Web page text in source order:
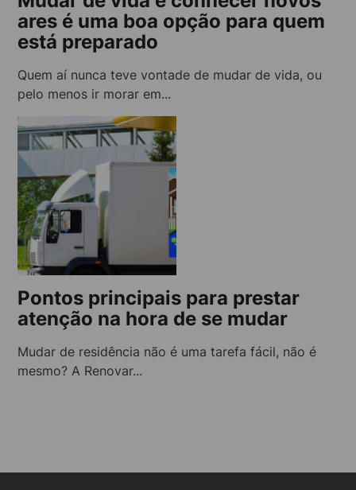
ares é uma boa opção para quem
está preparado
Quem aí nunca teve vontade de mudar de vida, ou
pelo menos ir morar em...
Pontos principais para prestar
atenção na hora de se mudar
Mudar de residência não é uma tarefa fácil, não é
mesmo? A Renovar...